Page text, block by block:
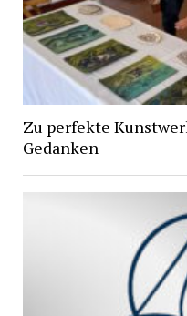
Zu perfekte
Gedanken